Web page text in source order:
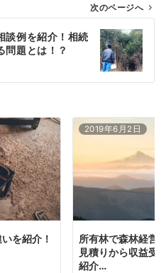
次のページへ
談例を紹介！相続
問題とは！？
を紹介！
2019年6月2日
所有林で森林経営
見積りから収益受
紹介…